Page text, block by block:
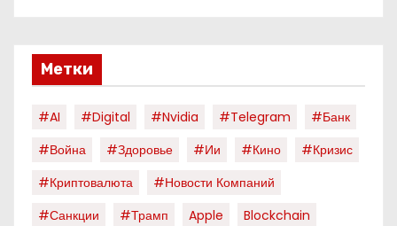
Метки
#AI #digital #nvidia #telegram
#банк
#война
#здоровье #ии #кино
#кризис
#криптовалюта
#новости Компаний
#санкции
#трамп Apple
Blockchain